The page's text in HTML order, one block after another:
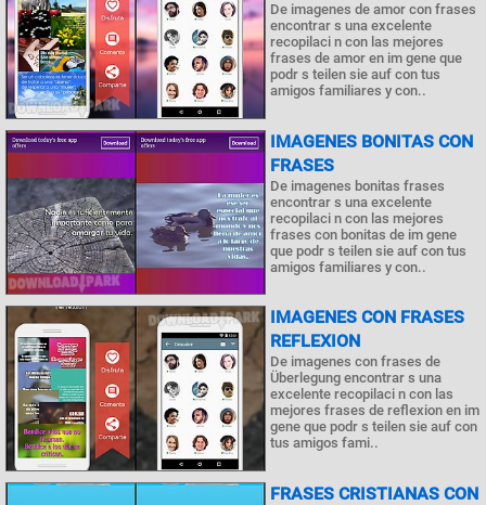
De imagenes de amor con frases
encontrar s una excelente
recopilaci n con las mejores
frases de amor en im gene que
podr s teilen sie auf con tus
amigos familiares y con..
IMAGENES BONITAS CON
FRASES
De imagenes bonitas frases
encontrar s una excelente
recopilaci n con las mejores
frases con bonitas de im gene
que podr s teilen sie auf con tus
amigos familiares y con..
IMAGENES CON FRASES
REFLEXION
De imagenes con frases de
Überlegung encontrar s una
excelente recopilaci n con las
mejores frases de reflexion en im
gene que podr s teilen sie auf con
tus amigos fami..
FRASES CRISTIANAS CON